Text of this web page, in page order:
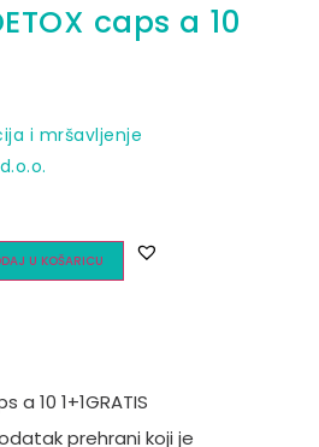
caps a 10
i mršavljenje
U KOŠARICU
a 10 1+1GRATIS
prehrani koji je